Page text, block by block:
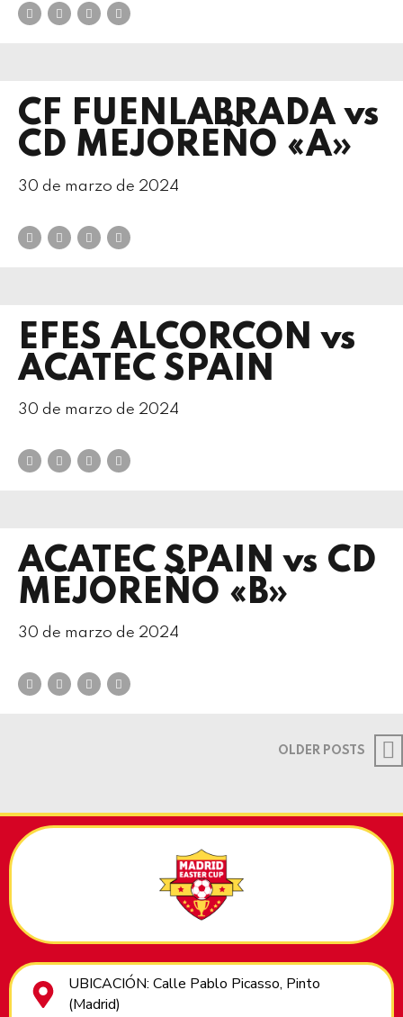
CF FUENLABRADA vs
CD MEJOREÑO «A»
30 de marzo de 2024
EFES ALCORCON vs
ACATEC SPAIN
30 de marzo de 2024
ACATEC SPAIN vs CD
MEJOREÑO «B»
30 de marzo de 2024
OLDER POSTS
UBICACIÓN: Calle Pablo Picasso, Pinto
(Madrid)